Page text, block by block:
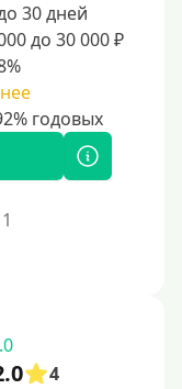
30 дней
до 30 000 ₽
4